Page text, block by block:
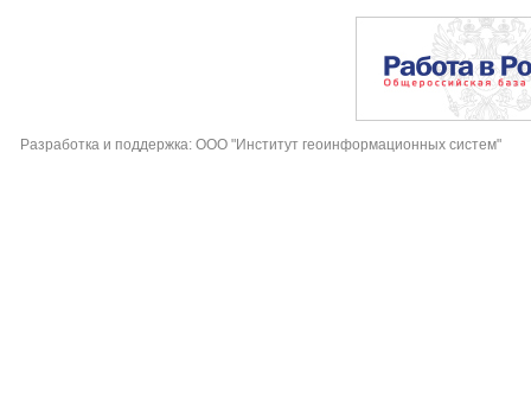
Разработка и поддержка: ООО "Институт геоинформационных систем"